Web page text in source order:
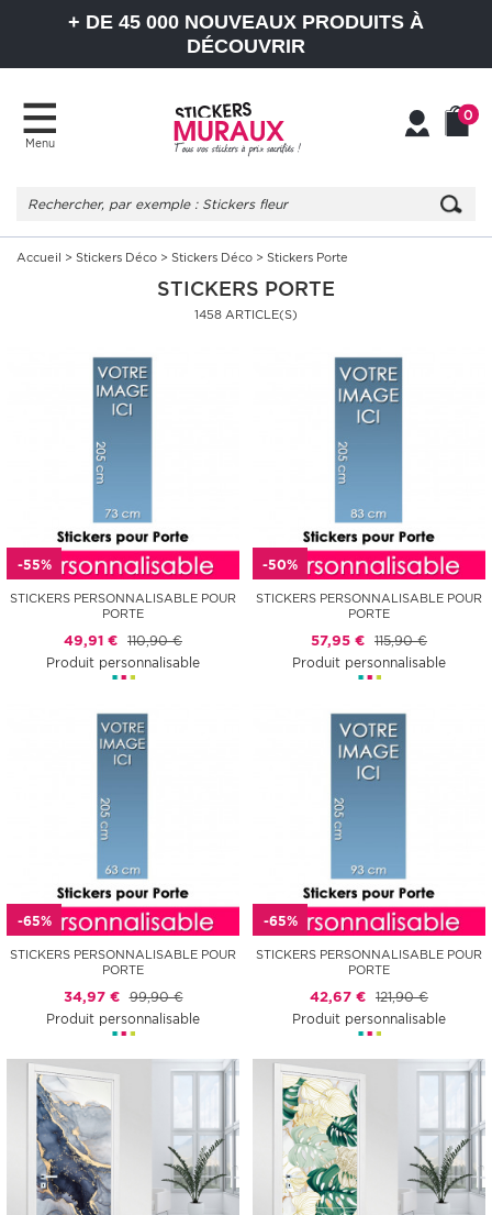
+ DE 45 000 NOUVEAUX PRODUITS À
DÉCOUVRIR
Menu
0
Accueil > Stickers Déco > Stickers Déco > Stickers Porte
STICKERS PORTE
1458 ARTICLE(S)
-55%
STICKERS PERSONNALISABLE POUR
PORTE
49,91 € 110,90 €
Produit personnalisable
-50%
STICKERS PERSONNALISABLE POUR
PORTE
57,95 € 115,90 €
Produit personnalisable
-65%
STICKERS PERSONNALISABLE POUR
PORTE
34,97 € 99,90 €
Produit personnalisable
-65%
STICKERS PERSONNALISABLE POUR
PORTE
42,67 € 121,90 €
Produit personnalisable